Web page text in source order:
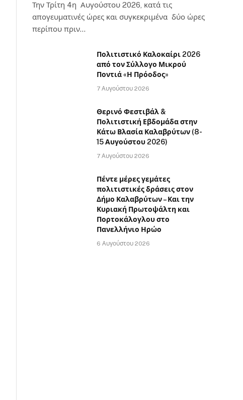
Την Τρίτη 4η Αυγούστου 2026, κατά τις
απογευματινές ώρες και συγκεκριμένα δύο ώρες
περίπου πριν…
Πολιτιστικό Καλοκαίρι 2026
από τον Σύλλογο Μικρού
Ποντιά «Η Πρόοδος»
7 Αυγούστου 2026
Θερινό Φεστιβάλ &
Πολιτιστική Εβδομάδα στην
Κάτω Βλασία Καλαβρύτων (8-
15 Αυγούστου 2026)
7 Αυγούστου 2026
Πέντε μέρες γεμάτες
πολιτιστικές δράσεις στον
Δήμο Καλαβρύτων – Και την
Κυριακή Πρωτοψάλτη και
Πορτοκάλογλου στο
Πανελλήνιο Ηρώο
6 Αυγούστου 2026